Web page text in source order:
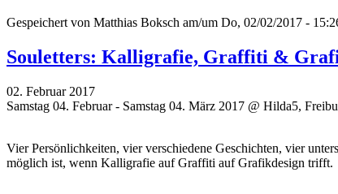
Gespeichert von Matthias Boksch am/um Do, 02/02/2017 -
Souletters: Kalligrafie, Graffiti &
02. Februar 2017
Samstag 04. Februar - Samstag 04. März 2017 @ Hilda5,
Vier Persönlichkeiten, vier verschiedene Geschichten, vier
möglich ist, wenn Kalligrafie auf Graffiti auf Grafikdesign trifft.